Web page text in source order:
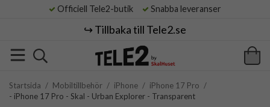
Officiell Tele2-butik Snabba leveranser
↪️ Tillbaka till Tele2.se
Startsida / Mobiltillbehör / iPhone / iPhone 17 Pro /
- iPhone 17 Pro - Skal - Urban Explorer - Transparent